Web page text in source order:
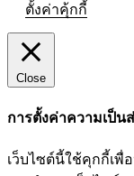
ตั้งค่าคุ้กกี้
Close
การตั้งค่าความเป็น
เว็บไซต์นี้ใช้คุกกี้เ